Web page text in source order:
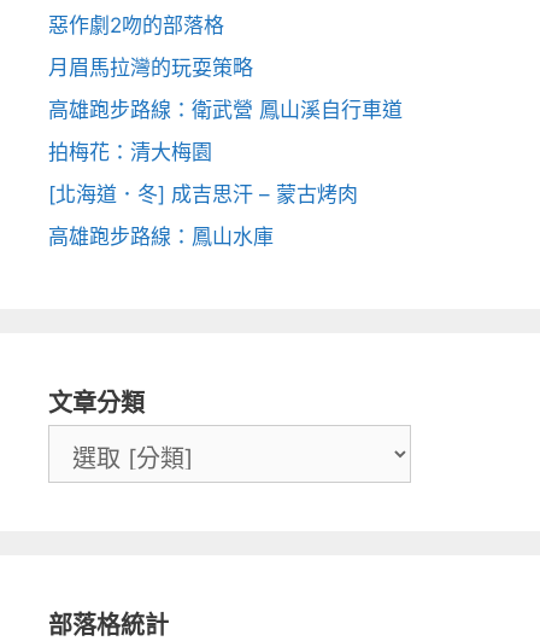
惡作劇2吻的部落格
月眉馬拉灣的玩耍策略
高雄跑步路線：衛武營 鳳山溪自行車道
拍梅花：清大梅園
[北海道．冬] 成吉思汗 – 蒙古烤肉
高雄跑步路線：鳳山水庫
文章分類
部落格統計